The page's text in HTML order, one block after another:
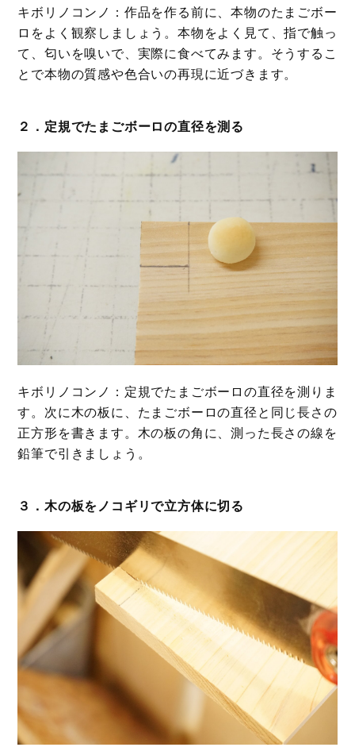
キボリノコンノ：作品を作る前に、本物のたまごボー
ロをよく観察しましょう。本物をよく見て、指で触っ
て、匂いを嗅いで、実際に食べてみます。そうするこ
とで本物の質感や色合いの再現に近づきます。
２．定規でたまごボーロの直径を測る
キボリノコンノ：定規でたまごボーロの直径を測りま
す。次に木の板に、たまごボーロの直径と同じ長さの
正方形を書きます。木の板の角に、測った長さの線を
鉛筆で引きましょう。
３．木の板をノコギリで立方体に切る